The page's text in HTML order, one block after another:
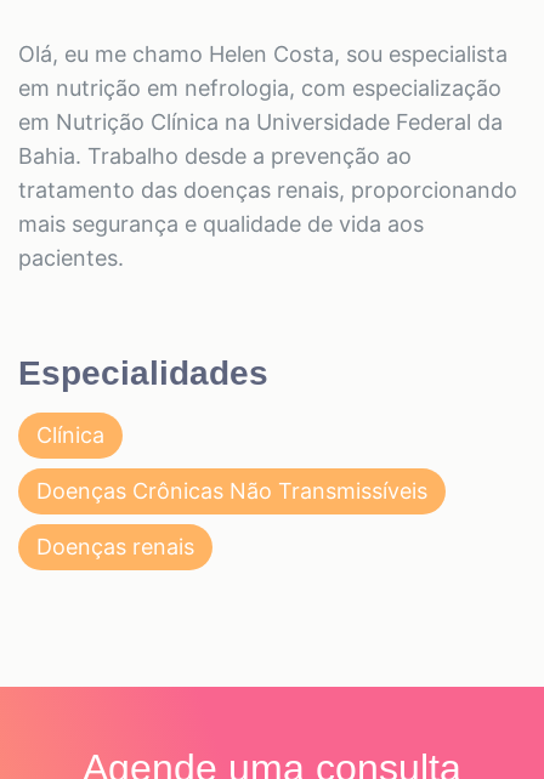
Olá, eu me chamo Helen Costa, sou especialista
em nutrição em nefrologia, com especialização
em Nutrição Clínica na Universidade Federal da
Bahia. Trabalho desde a prevenção ao
tratamento das doenças renais, proporcionando
mais segurança e qualidade de vida aos
pacientes.
Especialidades
Clínica
Doenças Crônicas Não Transmissíveis
Doenças renais
Agende uma consulta